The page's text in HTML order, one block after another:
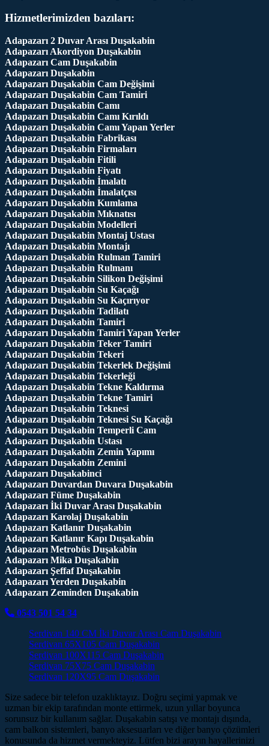
Hizmetlerimizden bazıları:
Adapazarı 2 Duvar Arası Duşakabin
Adapazarı Akordiyon Duşakabin
Adapazarı Cam Duşakabin
Adapazarı Duşakabin
Adapazarı Duşakabin Cam Değişimi
Adapazarı Duşakabin Cam Tamiri
Adapazarı Duşakabin Camı
Adapazarı Duşakabin Camı Kırıldı
Adapazarı Duşakabin Camı Yapan Yerler
Adapazarı Duşakabin Fabrikası
Adapazarı Duşakabin Firmaları
Adapazarı Duşakabin Fitili
Adapazarı Duşakabin Fiyatı
Adapazarı Duşakabin İmalatı
Adapazarı Duşakabin İmalatçısı
Adapazarı Duşakabin Kumlama
Adapazarı Duşakabin Mıknatısı
Adapazarı Duşakabin Modelleri
Adapazarı Duşakabin Montaj Ustası
Adapazarı Duşakabin Montajı
Adapazarı Duşakabin Rulman Tamiri
Adapazarı Duşakabin Rulmanı
Adapazarı Duşakabin Silikon Değişimi
Adapazarı Duşakabin Su Kaçağı
Adapazarı Duşakabin Su Kaçırıyor
Adapazarı Duşakabin Tadilatı
Adapazarı Duşakabin Tamiri
Adapazarı Duşakabin Tamiri Yapan Yerler
Adapazarı Duşakabin Teker Tamiri
Adapazarı Duşakabin Tekeri
Adapazarı Duşakabin Tekerlek Değişimi
Adapazarı Duşakabin Tekerleği
Adapazarı Duşakabin Tekne Kaldırma
Adapazarı Duşakabin Tekne Tamiri
Adapazarı Duşakabin Teknesi
Adapazarı Duşakabin Teknesi Su Kaçağı
Adapazarı Duşakabin Temperli Cam
Adapazarı Duşakabin Ustası
Adapazarı Duşakabin Zemin Yapımı
Adapazarı Duşakabin Zemini
Adapazarı Duşakabinci
Adapazarı Duvardan Duvara Duşakabin
Adapazarı Füme Duşakabin
Adapazarı İki Duvar Arası Duşakabin
Adapazarı Karolaj Duşakabin
Adapazarı Katlanır Duşakabin
Adapazarı Katlanır Kapı Duşakabin
Adapazarı Metrobüs Duşakabin
Adapazarı Mika Duşakabin
Adapazarı Şeffaf Duşakabin
Adapazarı Yerden Duşakabin
Adapazarı Zeminden Duşakabin
0543 501 54 34
Serdivan 140 CM İki Duvar Arası Cam Duşakabin
Serdivan 65X105 Cam Duşakabin
Serdivan 100X115 Cam Duşakabin
Serdivan 75X75 Cam Duşakabin
Serdivan 120X95 Cam Duşakabin
Size sadece bir telefon uzaklıktayız. Doğru seçimi yapmak ve
uzman bir ekip tarafından monte ettirmek, uzun yıllar boyunca
sorunsuz bir kullanım sağlar. Duşakabin satışı ve montajı dışında,
cam balkon sistemleri, banyo aksesuarları ve diğer banyo çözümleri
konusunda da hizmet vermekteyiz. Lütfen bizi arayın hayallerinizi